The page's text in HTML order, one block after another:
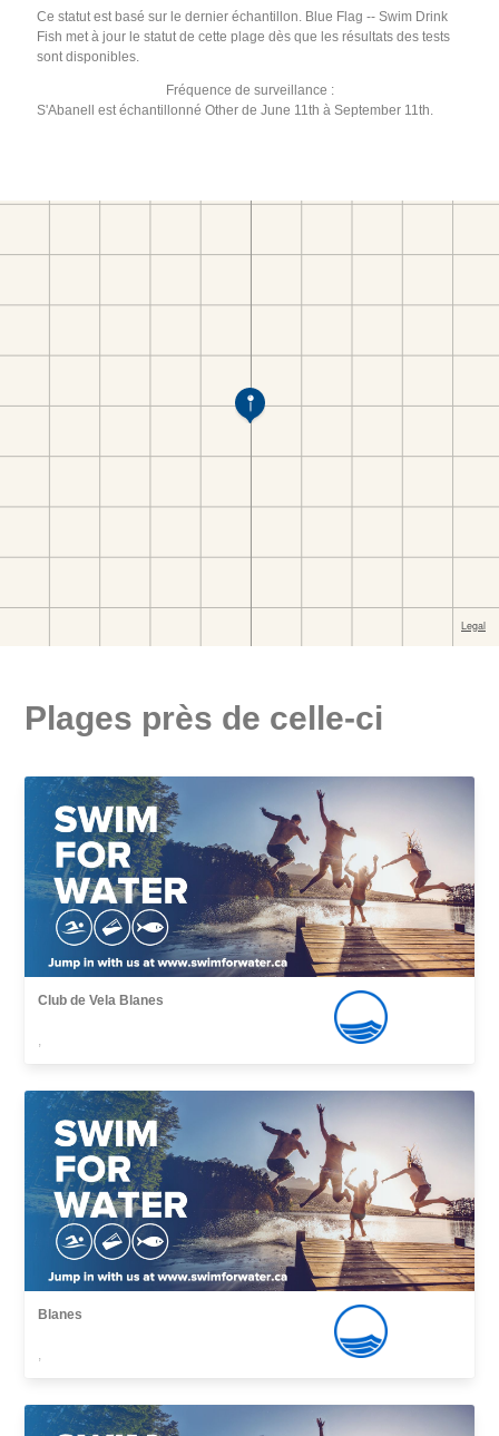
Ce statut est basé sur le dernier échantillon. Blue Flag -- Swim Drink
Fish met à jour le statut de cette plage dès que les résultats des tests
sont disponibles.
Fréquence de surveillance :
S'Abanell est échantillonné Other de June 11th à September 11th.
Plages près de celle-ci
Club de Vela Blanes
,
Blanes
,